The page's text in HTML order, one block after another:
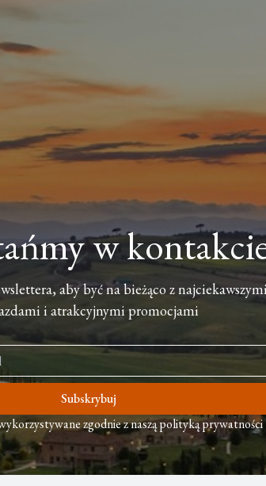
w
aby być na bieżąco z
i atrakcyjnymi promocjami
Subskrybuj
zgodnie z naszą polityką prywatności